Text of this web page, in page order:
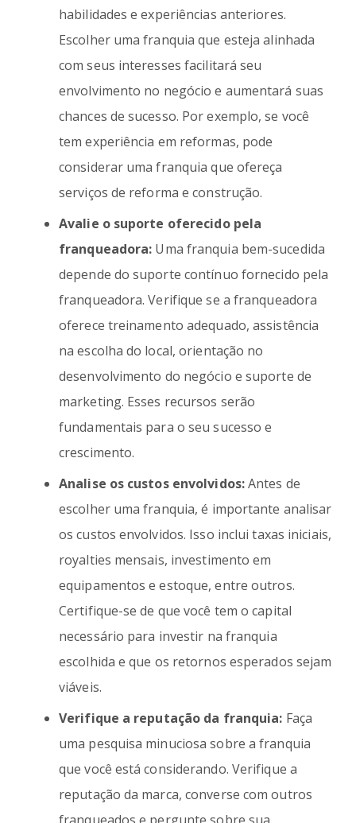
habilidades e experiências anteriores.
Escolher uma franquia que esteja alinhada
com seus interesses facilitará seu
envolvimento no negócio e aumentará suas
chances de sucesso. Por exemplo, se você
tem experiência em reformas, pode
considerar uma franquia que ofereça
serviços de reforma e construção.
Avalie o suporte oferecido pela
franqueadora: Uma franquia bem-sucedida
depende do suporte contínuo fornecido pela
franqueadora. Verifique se a franqueadora
oferece treinamento adequado, assistência
na escolha do local, orientação no
desenvolvimento do negócio e suporte de
marketing. Esses recursos serão
fundamentais para o seu sucesso e
crescimento.
Analise os custos envolvidos:Antes de
escolher uma franquia, é importante analisar
os custos envolvidos. Isso inclui taxas iniciais,
royalties mensais, investimento em
equipamentos e estoque, entre outros.
Certifique-se de que você tem o capital
necessário para investir na franquia
escolhida e que os retornos esperados sejam
viáveis.
Verifique a reputação da franquia: Faça
uma pesquisa minuciosa sobre a franquia
que você está considerando. Verifique a
reputação da marca, converse com outros